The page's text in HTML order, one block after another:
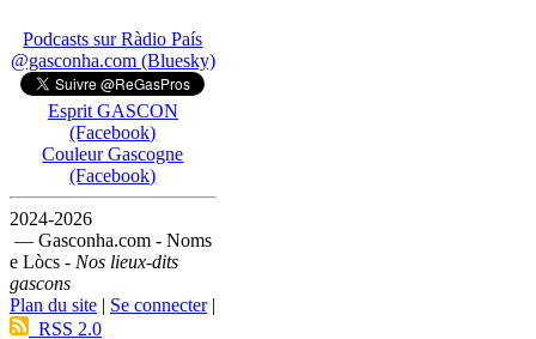
Podcasts sur Ràdio País
@gasconha.com (Bluesky)
Esprit GASCON
(Facebook)
Couleur Gascogne
(Facebook)
2024-2026
— Gasconha.com - Noms
e Lòcs - Nos lieux-dits
gascons
Plan du site | Se connecter|
RSS 2.0